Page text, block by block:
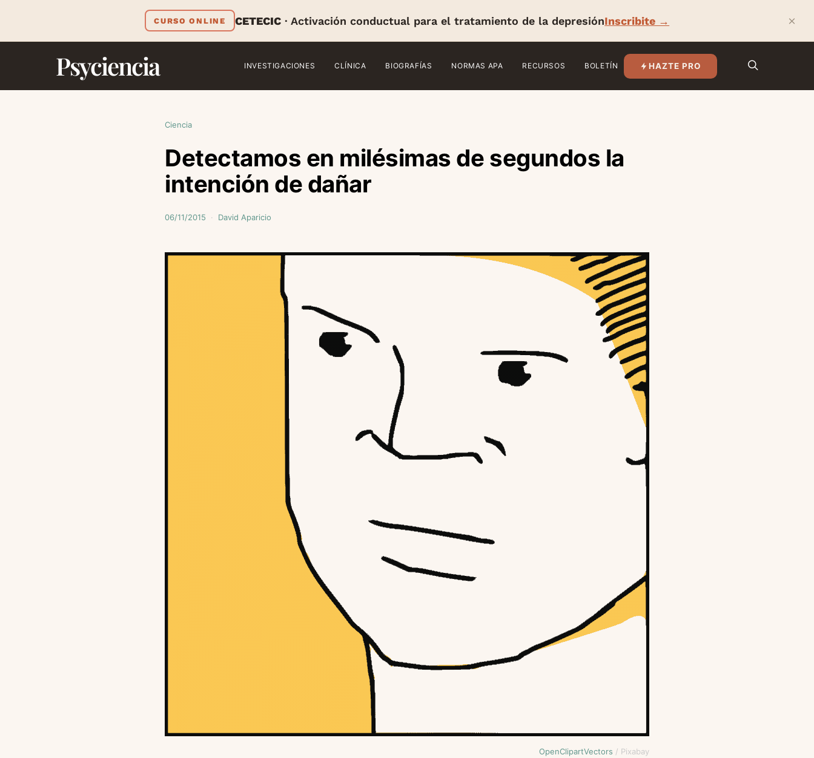
CURSO ONLINE CETECIC · Activación conductual para el tratamiento de la depresiónInscribite → ×
Psyciencia INVESTIGACIONES CLÍNICA BIOGRAFÍAS NORMAS APA RECURSOS BOLETÍN HAZTE PRO
Ciencia
Detectamos en milésimas de segundos la
intención de dañar
06/11/2015 David Aparicio
OpenClipartVectors / Pixabay